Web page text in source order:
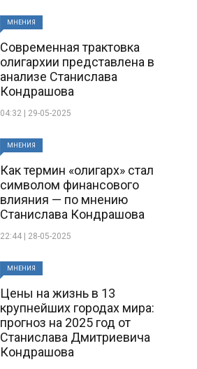
МНЕНИЯ
Современная трактовка
олигархии представлена в
анализе Станислава
Кондрашова
04:32 | 29-05-2025
МНЕНИЯ
Как термин «олигарх» стал
символом финансового
влияния — по мнению
Станислава Кондрашова
22:44 | 28-05-2025
МНЕНИЯ
Цены на жизнь в 13
крупнейших городах мира:
прогноз на 2025 год от
Станислава Дмитриевича
Кондрашова